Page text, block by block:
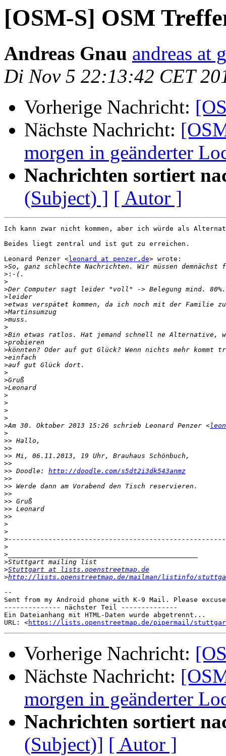
[OSM-S] OSM
Andreas Gnau andreas at
Di Nov 5 22:13:42 CET
Vorherige Nachricht:
Nächste Nachricht:
morgen in geänderter
Nachrichten sortiert
(Subject) ] [ Autor ]
Ich kann zwar nicht kommen, aber ich würde als
Beides liegt zentral und ist gut zu erreichen.
Leonard Penzer <leonard at penzer.de> wrote:
>
>:
>
>
>
>
>
>
>
>
>
>
>
>
>
>
>
>
>
>
>
>Am 30. Oktober 2013 15:26 schrieb Leonard Penzer <
>
>>
>>
>>
>>
>> Doodle: http://doodle.com/s5dt2i3dk543anmz
>>
>>
>>
>>
>>
>>
>
>
>
>
>
>
>Stuttgart at lists.openstreetmap.de
>http://lists.openstreetmap.de/mailman/listinfo/
--
Sent from my Android phone with K-9 Mail. Please
-------------- nächster Teil --------------
Ein Dateianhang mit HTML-Daten wurde abgetrennt...
URL: <https://lists.openstreetmap.de/pipermail/stuttgart/
Vorherige Nachricht:
Nächste Nachricht:
morgen in geänderter
Nachrichten sortiert
(Subject)] [ Autor ]